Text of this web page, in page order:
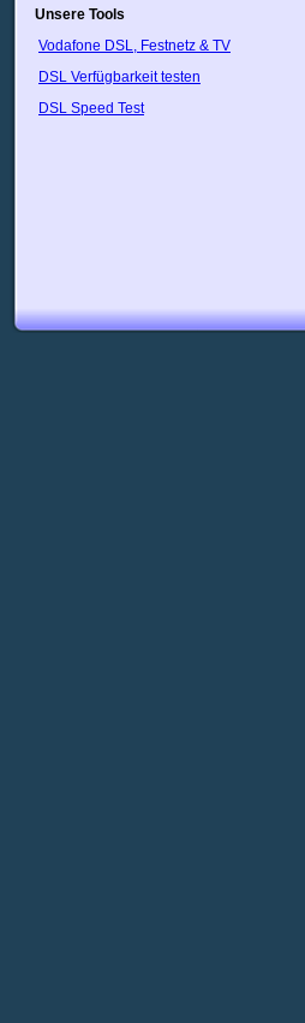
Unsere Tools
Vodafone DSL, Festnetz & TV
DSL Verfügbarkeit testen
DSL Speed Test